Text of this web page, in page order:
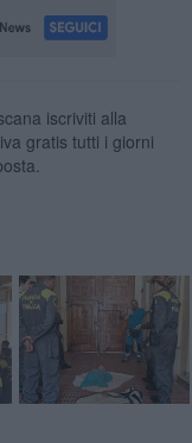
iscriviti alla
gratis tutti i giorni